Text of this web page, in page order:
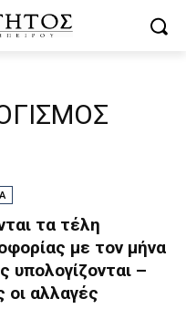
τα τέλη
με τον μήνα
υπολογίζονται –
οι αλλαγές